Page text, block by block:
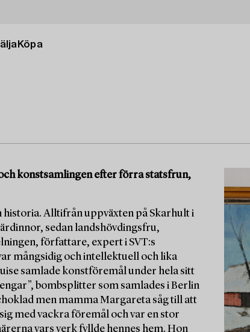
Köpa
konstsamlingen efter förra statsfrun,
historia. Alltifrån uppväxten på Skarhult i
sedan landshövdingsfru,
författare, expert i SVT:s
mångsidig och intellektuell och lika
samlade konstföremål under hela sitt
bombsplitter som samlades i Berlin
men mamma Margareta såg till att
med vackra föremål och var en stor
vars verk fyllde hennes hem. Hon